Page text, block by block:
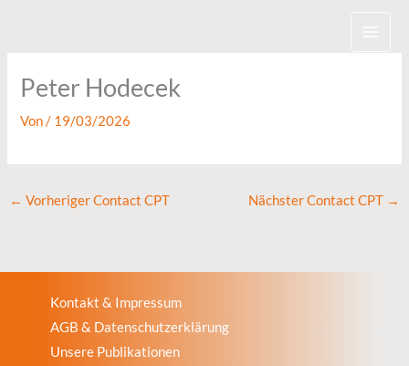
Peter Hodecek
Von/ 19/03/2026
← Vorheriger Contact CPT Nächster Contact CPT →
Kontakt & Impressum
AGB & Datenschutzerklärung
Unsere Publikationen